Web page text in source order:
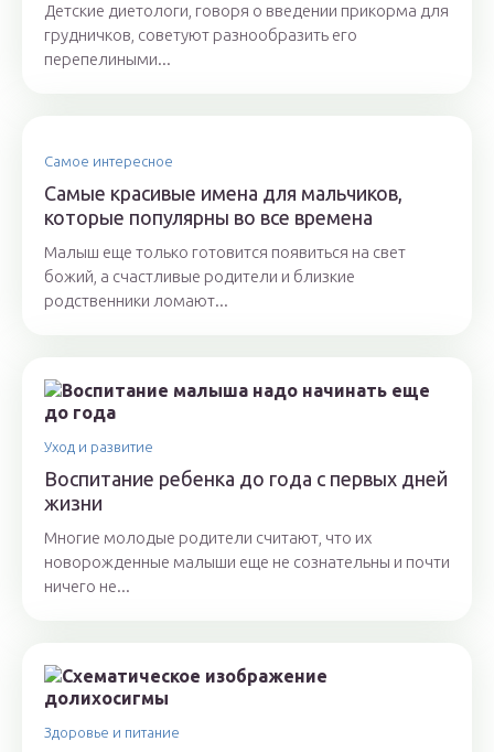
Детские диетологи, говоря о введении прикорма для
грудничков, советуют разнообразить его
перепелиными...
Самое интересное
Самые красивые имена для мальчиков,
которые популярны во все времена
Малыш еще только готовится появиться на свет
божий, а счастливые родители и близкие
родственники ломают...
Уход и развитие
Воспитание ребенка до года с первых дней
жизни
Многие молодые родители считают, что их
новорожденные малыши еще не сознательны и почти
ничего не...
Здоровье и питание